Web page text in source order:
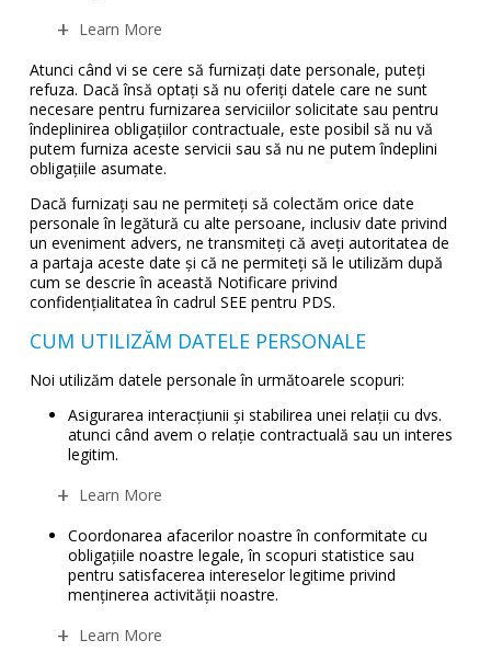
Learn More
Atunci când vi se cere să furnizați date personale, puteți
refuza. Dacă însă optați să nu oferiți datele care ne sunt
necesare pentru furnizarea serviciilor solicitate sau pentru
îndeplinirea obligațiilor contractuale, este posibil să nu vă
putem furniza aceste servicii sau să nu ne putem îndeplini
obligațiile asumate.
Dacă furnizați sau ne permiteți să colectăm orice date
personale în legătură cu alte persoane, inclusiv date privind
un eveniment advers, ne transmiteți că aveți autoritatea de
a partaja aceste date și că ne permiteți să le utilizăm după
cum se descrie în această Notificare privind
confidențialitatea în cadrul SEE pentru PDS.
CUM UTILIZĂM DATELE PERSONALE
Noi utilizăm datele personale în următoarele scopuri:
Asigurarea interacțiunii și stabilirea unei relații cu dvs.
atunci când avem o relație contractuală sau un interes
legitim.
Learn More
Coordonarea afacerilor noastre în conformitate cu
obligațiile noastre legale, în scopuri statistice sau
pentru satisfacerea intereselor legitime privind
menținerea activității noastre.
Learn More